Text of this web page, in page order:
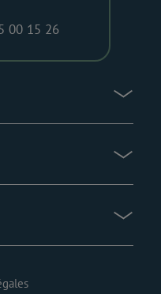
00 15 26